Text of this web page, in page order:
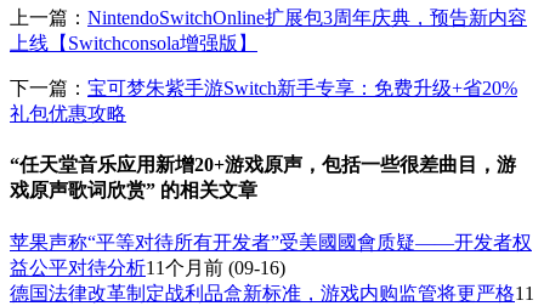
上一篇： NintendoSwitchOnline扩展包3周年庆典，预告新内容
上线【Switchconsola增强版】
下一篇： 宝可梦朱紫手游Switch新手专享：免费升级+省20%
礼包优惠攻略
“任天堂音乐应用新增20+游戏原声，包括一些很差曲目，游
戏原声歌词欣赏” 的相关文章
苹果声称“平等对待所有开发者”受美國國會质疑——开发者权
益公平对待分析11个月前 (09-16)
德国法律改革制定战利品盒新标准，游戏内购监管将更严格11